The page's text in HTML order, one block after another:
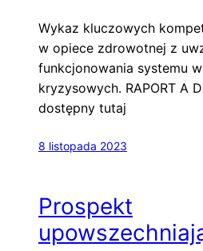
Wykaz kluczowych
w opiece zdrowotnej z
funkcjonowania systemu
kryzysowych. RAPORT A
dostępny tutaj
8 listopada 2023
Prospekt